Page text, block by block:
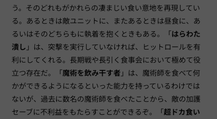
う。そのどれもがかれらの凄まじい食い意地を再現してい
る。あるときは敵ユニットに、またあるときは昼食に、あ
るいはそのどちらもに執着を抱くときもある。「はらわた
潰し 」は、突撃を実行していなければ、ヒットロールを有
利にしてくれる。長期戦や長引く食事会において極めて役
立つ存在だ。「魔術を飲み干す者 」は、魔術師を食べて何
かができるようになるといった能力を持っているわけでは
ないが、過去に数名の魔術師を食べたことから、敵の加護
セーブに不利益をもたらすことができるぞ。「超ドカ食い